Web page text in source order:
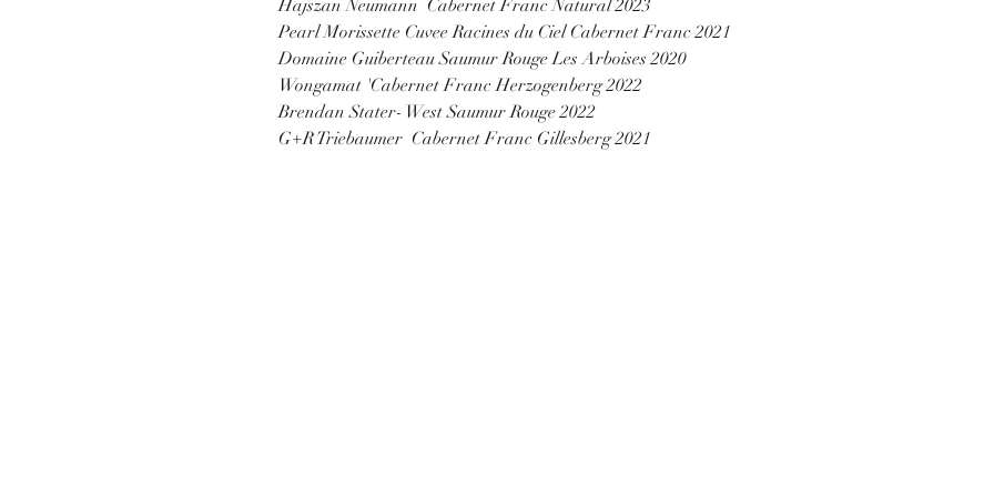
Hajszan Neumann  Cabernet Franc Natural 2023
Pearl Morissette Cuvee Racines du Ciel Cabernet Franc 2021
Domaine Guiberteau Saumur Rouge Les Arboises 2020
Wongamat 'Cabernet Franc Herzogenberg 2022
Brendan Stater- West Saumur Rouge 2022
G+R Triebaumer  Cabernet Franc Gillesberg 2021